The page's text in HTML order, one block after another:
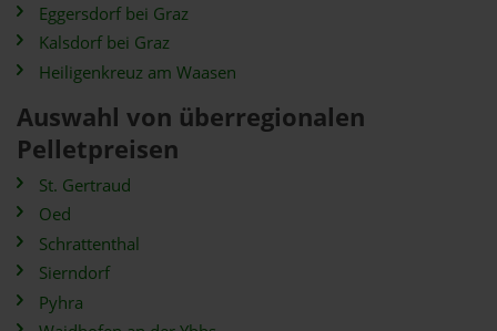
Eggersdorf bei Graz
Kalsdorf bei Graz
Heiligenkreuz am Waasen
Auswahl von überregionalen
Pelletpreisen
St. Gertraud
Oed
Schrattenthal
Sierndorf
Pyhra